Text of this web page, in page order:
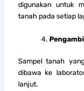
digunakan untuk
tanah pada setiap
Sampel tanah
dibawa ke
lanjut.